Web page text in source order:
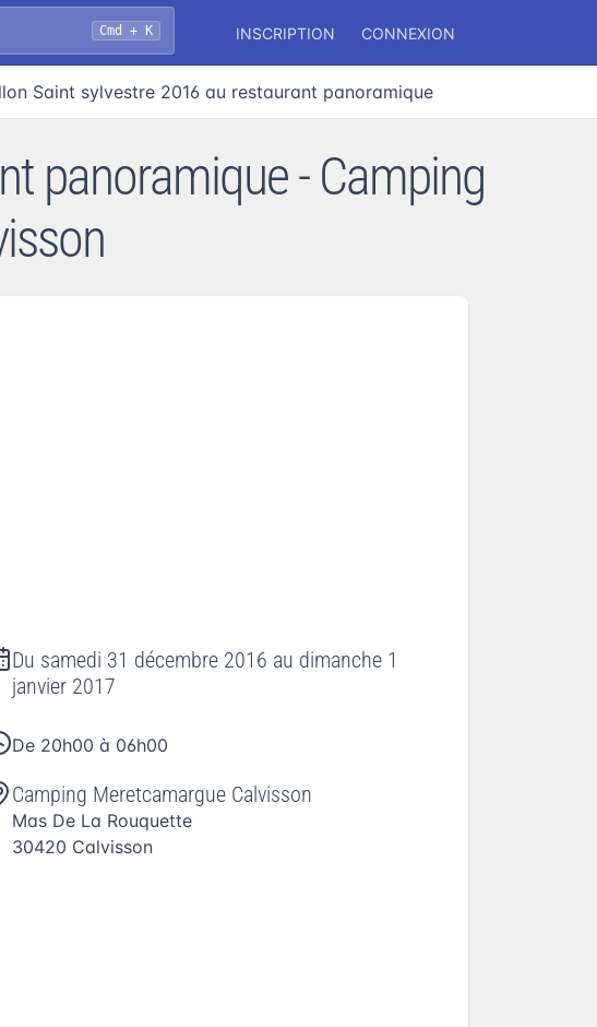
Cmd + K INSCRIPTION CONNEXION
Saint sylvestre 2016 au restaurant panoramique
panoramique - Camping
Du samedi 31 décembre 2016 au dimanche 1
janvier 2017
De 20h00 à 06h00
Camping Meretcamargue Calvisson
Mas De La Rouquette
30420 Calvisson